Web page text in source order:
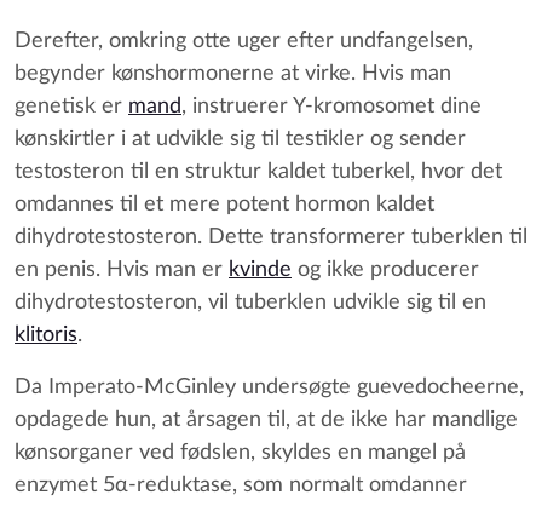
Derefter, omkring otte uger efter undfangelsen,
begynder kønshormonerne at virke. Hvis man
genetisk er mand, instruerer Y-kromosomet dine
kønskirtler i at udvikle sig til testikler og sender
testosteron til en struktur kaldet tuberkel, hvor det
omdannes til et mere potent hormon kaldet
dihydrotestosteron. Dette transformerer tuberklen til
en penis. Hvis man er kvinde og ikke producerer
dihydrotestosteron, vil tuberklen udvikle sig til en
klitoris.
Da Imperato-McGinley undersøgte guevedocheerne,
opdagede hun, at årsagen til, at de ikke har mandlige
kønsorganer ved fødslen, skyldes en mangel på
enzymet 5α-reduktase, som normalt omdanner